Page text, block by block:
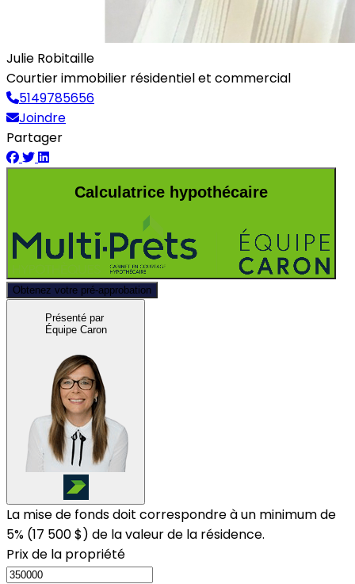
Julie Robitaille
Courtier immobilier résidentiel et commercial
5149785656
Joindre
Partager
Calculatrice hypothécaire
Obtenez votre pré-approbation
Présenté par
Équipe Caron
La mise de fonds doit correspondre à un minimum de
5% (17 500 $) de la valeur de la résidence.
Prix de la propriété